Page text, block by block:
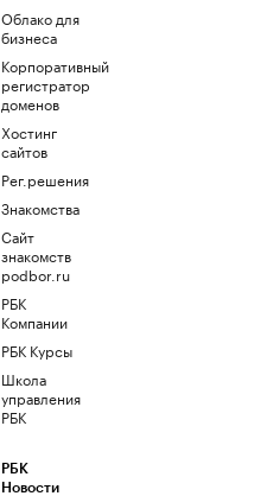
Облако для
бизнеса
Корпоративный
регистратор
доменов
Хостинг
сайтов
Рег.решения
Знакомства
Сайт
знакомств
podbor.ru
РБК
Компании
РБК Курсы
Школа
управления
РБК
РБК
Новости